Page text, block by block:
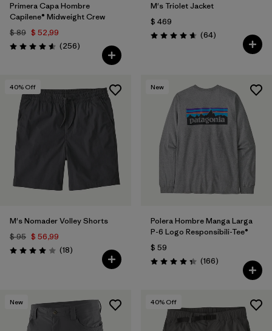
Primera Capa Hombre
Capilene® Midweight Crew
$ 89 $ 52,99
Valoración: 4.6 / 5
(256Comentarios
)
M's Triolet Jacket
$ 469
Valoración: 4.7 / 5
(64Comentarios
)
40% Off
M's Nomader Volley Shorts
$ 95 $ 56,99
Valoración: 4.0 / 5
(18Comentarios
)
New
Polera Hombre Manga Larga
P-6 Logo Responsibili-Tee®
$ 59
Valoración: 4.4 / 5
(166Comentarios
)
New 40% Off